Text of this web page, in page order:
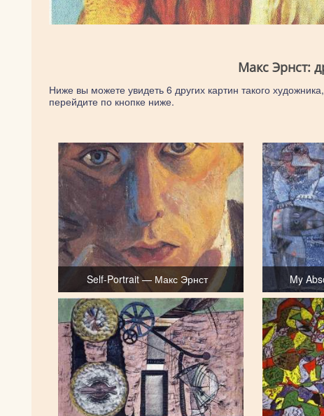
Макс Эрнст:
Ниже вы можете увидеть 6 других картин такого
перейдите по кнопке ниже.
Self-Portrait — Макс Эрнст My